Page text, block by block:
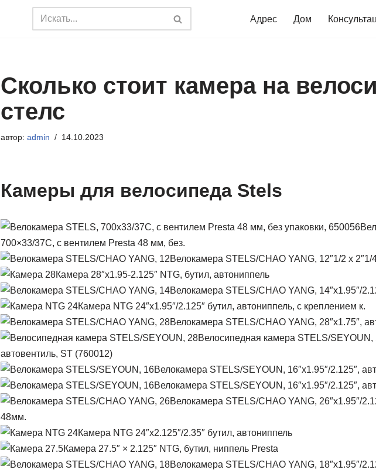
Адрес Дом
Сколько стоит камера на
стелс
автор: admin 14.10.2023
Камеры для велосипеда Stels
700×33/37C, с вентилем Presta 48 мм, без.
Велокамера STELS/CHAO YANG, 12″1/2 x 2″1/
Камера 28″x1.95-2.125″ NTG, бутил, автониппель
Велокамера STELS/CHAO YANG, 14″x1.95″/
Камера NTG 24″x1.95″/2.125″ бутил, автониппель, с креплением к.
Велокамера STELS/CHAO YANG, 28″x1.75″,
Велосипедная камера STELS/SEYOUN,
автовентиль, ST (760012)
Велокамера STELS/SEYOUN, 16″x1.95″/2.125″,
Велокамера STELS/SEYOUN, 16″x1.95″/2.125″,
Велокамера STELS/CHAO YANG, 26″x1.95″/
48мм.
Камера NTG 24″x2.125″/2.35″ бутил, автониппель
Камера 27.5″ × 2.125″ NTG, бутил, ниппель Presta
Велокамера STELS/CHAO YANG, 18″x1.95″/